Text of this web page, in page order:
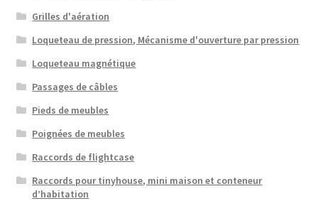
Grilles d'aération
Loqueteau de pression, Mécanisme d'ouverture par pression
Loqueteau magnétique
Passages de câbles
Pieds de meubles
Poignées de meubles
Raccords de flightcase
Raccords pour tinyhouse, mini maison et conteneur
d’habitation